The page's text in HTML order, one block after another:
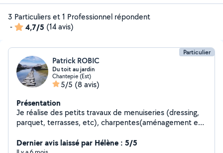
3 Particuliers et 1 Professionnel répondent
-
4,7/5 (14 avis)
Particulier
Patrick ROBIC
Du toit au jardin
Chantepie (Est)
5/5 (8 avis)
Présentation
Je réalise des petits travaux de menuiseries (dressing,
parquet, terrasses, etc), charpentes(aménagement et
bois, abri de jardin. Transport et covoiturage. Je ne peux
Dernier avis laissé par Hélène : 5/5